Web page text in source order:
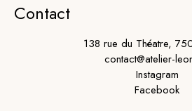
Contact
138 rue du Théatre,
contact@atelier-
Instagram
Facebook